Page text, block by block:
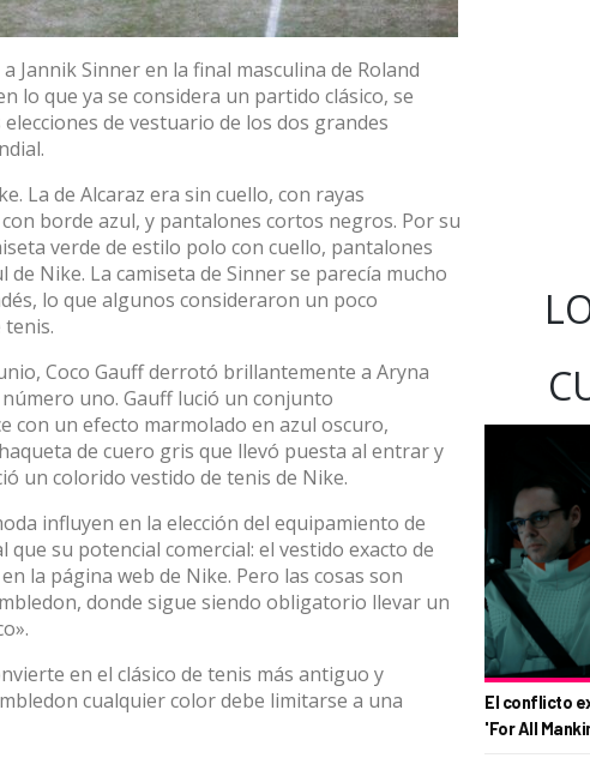
Jannik Sinner en la final masculina de Roland
lo que ya se considera un partido clásico, se
de vestuario de los dos grandes
. La de Alcaraz era sin cuello, con rayas
borde azul, y pantalones cortos negros. Por su
verde de estilo polo con cuello, pantalones
Nike. La camiseta de Sinner se parecía mucho
lo que algunos consideraron un poco
Coco Gauff derrotó brillantemente a Aryna
uno. Gaufflució un conjunto
con un efecto marmolado en azul oscuro,
de cuero gris que llevó puesta al entrar y
un colorido vestido de tenis de Nike.
influyen en la elección del equipamiento de
su potencial comercial: el vestido exacto de
la página web de Nike. Pero las cosas son
donde sigue siendo obligatorio llevar un
en el clásico de tenis más antiguo y
cualquier color debe limitarse a una
El conflicto
'For All